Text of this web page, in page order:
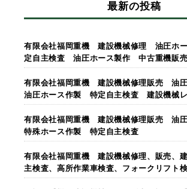
最新の投稿
有限会社福岡重機 建設機械修理 油圧
定自主検査 油圧ホース製作 中古重機販売
有限会社福岡重機 建設機械修理販売 油
油圧ホース作製 特定自主検査 建設機械
有限会社福岡重機 建設機械修理販売 油
特殊ホース作製 特定自主検査
有限会社福岡重機 建設機械修理、販売、
主検査、高所作業車検査、フォークリフ